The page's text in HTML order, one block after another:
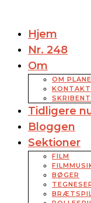
Hjem
Nr. 248
Om
OM
KONTAKT
Tidligere
Bloggen
Sektioner
FILM
BØGER